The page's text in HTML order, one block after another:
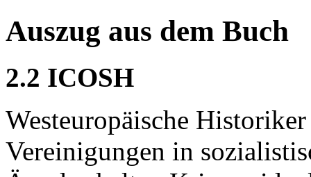
Auszug aus dem Buch
2.2 ICOSH
Westeuropäische
Vereinigungen in